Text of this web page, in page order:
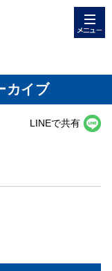
カイブ
LINEで共有